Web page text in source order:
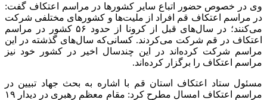
وی در خصوص حضور اتباع سایر کشور‌ها در مراسم اعتکاف گفت:
در مراسم اعتکاف قم افراد از ملیت‌ها و کشور‌های مختلفی شرکت
می‌کنند؛ در سال‌های قبل از کرونا از حدود ۵۶ کشور در مراسم
اعتکاف در قم شرکت می‌کردند. کسانی‌که سال‌های گذشته در این
مراسم شرکت کرده‌اند در این چندسال اخیر در کشور خود نیز
مراسم اعتکاف را برگزار کرده‌اند.
مسئول ستاد اعتکاف استان قم با اشاره به بحث جهاد تبیین در
مراسم اعتکاف امسال مطرح کرد: مقام معظم رهبری در دیدار ۱۹